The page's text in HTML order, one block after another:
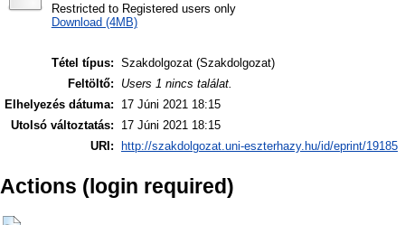
Restricted to Registered users only
Download (4MB)
Tétel típus: Szakdolgozat (Szakdolgozat)
Feltöltő:
Users 1 nincs találat.
Elhelyezés dátuma:
17 Júni 2021 18:15
Utolsó változtatás:
17 Júni 2021 18:15
URI:
http://szakdolgozat.uni-eszterhazy.hu/id/eprint/19185
Actions (login required)